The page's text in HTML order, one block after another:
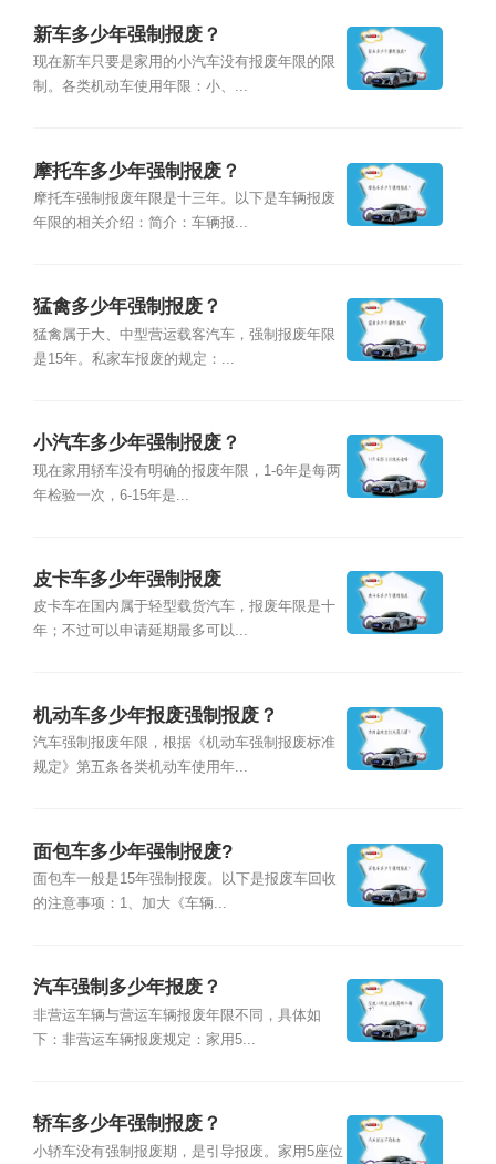
新车多少年强制报废？
现在新车只要是家用的小汽车没有报废年限的限
制。各类机动车使用年限：小、...
摩托车多少年强制报废？
摩托车强制报废年限是十三年。以下是车辆报废
年限的相关介绍：简介：车辆报...
猛禽多少年强制报废？
猛禽属于大、中型营运载客汽车，强制报废年限
是15年。私家车报废的规定：...
小汽车多少年强制报废？
现在家用轿车没有明确的报废年限，1-6年是每两
年检验一次，6-15年是...
皮卡车多少年强制报废
皮卡车在国内属于轻型载货汽车，报废年限是十
年；不过可以申请延期最多可以...
机动车多少年报废强制报废？
汽车强制报废年限，根据《机动车强制报废标准
规定》第五条各类机动车使用年...
面包车多少年强制报废?
面包车一般是15年强制报废。以下是报废车回收
的注意事项：1、加大《车辆...
汽车强制多少年报废？
非营运车辆与营运车辆报废年限不同，具体如
下：非营运车辆报废规定：家用5...
轿车多少年强制报废？
小轿车没有强制报废期，是引导报废。家用5座位